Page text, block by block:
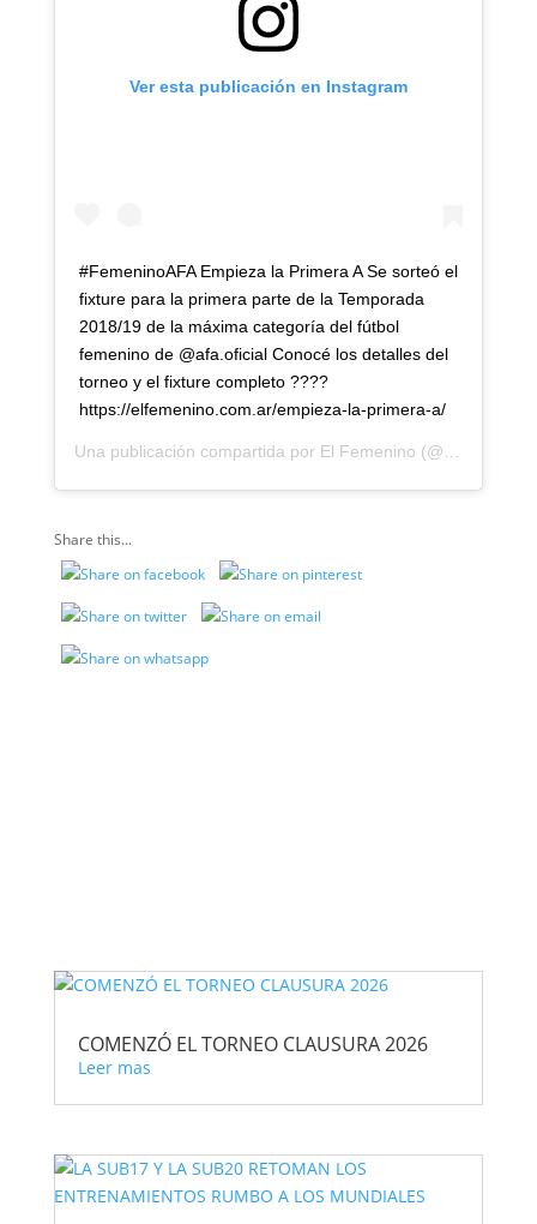
Ver esta publicación en Instagram
#FemeninoAFA Empieza la Primera A Se sorteó el
fixture para la primera parte de la Temporada
2018/19 de la máxima categoría del fútbol
femenino de @afa.oficial Conocé los detalles del
torneo y el fixture completo ????
https://elfemenino.com.ar/empieza-la-primera-a/
Una publicación compartida por El Femenino (@elfemenino) el
Share this...
COMENZÓ EL TORNEO CLAUSURA 2026
Leer mas